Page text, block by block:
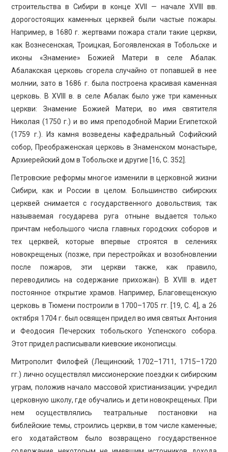
строительства в Сибири в конце XVII — начале XVIII вв.
дорогостоящих каменных церквей были частые пожары.
Например, в 1680 г. жертвами пожара стали такие церкви,
как Вознесенская, Троицкая, Богоявленская в Тобольске и
иконы «Знамение» Божией Матери в селе Абалак.
Абалакская церковь сгорела случайно от попавшей в нее
молнии, зато в 1686 г. была построена красивая каменная
церковь. В XVIII в. в селе Абалак было уже три каменных
церкви: Знамение Божией Матери, во имя святителя
Николая (1750 г.) и во имя преподобной Марии Египетской
(1759 г.). Из камня возведены кафедральный Софийский
собор, Преображенская церковь в Знаменском монастыре,
Архиерейский дом в Тобольске и другие [16, С. 352].
Петровские реформы многое изменили в церковной жизни
Сибири, как и России в целом. Большинство сибирских
церквей снимается с государственного довольствия; так
называемая государева руга отныне выдается только
причтам небольшого числа главных городских соборов и
тех церквей, которые впервые строятся в селениях
новокрещеных (позже, при перестройках и возобновлении
после пожаров, эти церкви также, как правило,
переводились на содержание прихожан). В XVIII в. идет
постоянное открытие храмов. Например, Благовещенскую
церковь в Тюмени построили в 1700–1705 гг. [19, С. 4], а 26
октября 1704 г. был освящен придел во имя святых Антония
и Феодосия Печерских тобольского Успенского собора.
Этот придел расписывали киевские иконописцы.
Митрополит Филофей (Лещинский; 1702–1711, 1715–1720
гг.) лично осуществлял миссионерские поездки к сибирским
уграм, положив начало массовой христианизации; учредил
церковную школу, где обучались и дети новокрещеных. При
нем осуществлялись театральные постановки на
библейские темы, строились церкви, в том числе каменные;
его ходатайством было возвращено государственное